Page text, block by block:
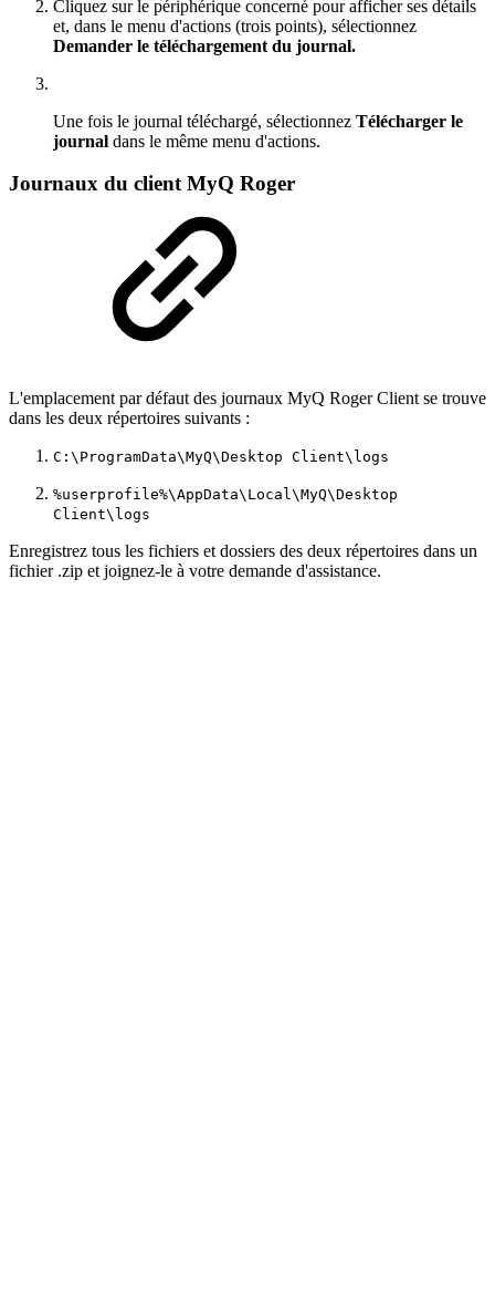
Cliquez sur le périphérique concerné pour afficher ses détails
et, dans le menu d'actions (trois points), sélectionnez
Demander le téléchargement du journal.
Une fois le journal téléchargé, sélectionnez Télécharger le
journal dans le même menu d'actions.
Journaux du client MyQ Roger
L'emplacement par défaut des journaux MyQ Roger Client se trouve
dans les deux répertoires suivants :
C:\ProgramData\MyQ\Desktop Client\logs
%userprofile%\AppData\Local\MyQ\Desktop
Client\logs
Enregistrez tous les fichiers et dossiers des deux répertoires dans un
fichier .zip et joignez-le à votre demande d'assistance.